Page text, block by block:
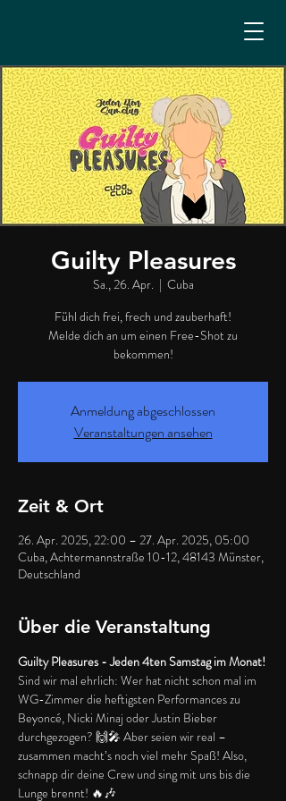
Guilty Pleasures
Sa., 26. Apr.
  |
Cuba
Fühl dich frei, frech und zauberhaft!
Melde dich an um einen Free-Shot zu
bekommen!
Anmeldung abgeschlossen
Veranstaltungen ansehen
Zeit & Ort
26. Apr. 2025, 22:00 – 27. Apr. 2025, 05:00
Cuba, Achtermannstraße 10-12, 48143 Münster,
Deutschland
Über die Veranstaltung
Guilty Pleasures - Jeden 4ten Samstag im Monat!
Sind wir mal ehrlich: Wer hat nicht schon mal im
WG-Zimmer die heftigsten Performances zu
Beyoncé, Nicki Minaj oder Justin Bieber
durchgezogen? 🙌🎤 Aber seien wir real –
zusammen macht’s noch viel mehr Spaß! Also,
schnapp dir deine Crew und sing mit uns bis die
Lunge brennt! 🔥🎶